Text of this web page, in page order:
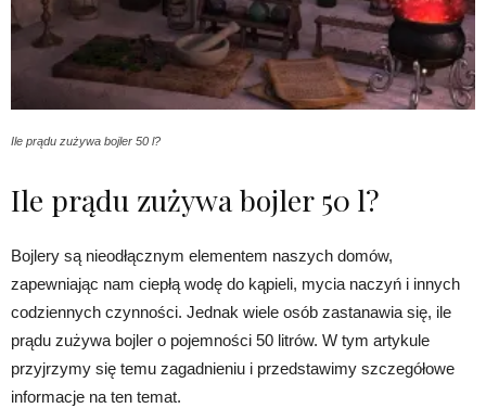
Ile prądu zużywa bojler 50 l?
Ile prądu zużywa bojler 50 l?
Bojlery są nieodłącznym elementem naszych domów,
zapewniając nam ciepłą wodę do kąpieli, mycia naczyń i innych
codziennych czynności. Jednak wiele osób zastanawia się, ile
prądu zużywa bojler o pojemności 50 litrów. W tym artykule
przyjrzymy się temu zagadnieniu i przedstawimy szczegółowe
informacje na ten temat.